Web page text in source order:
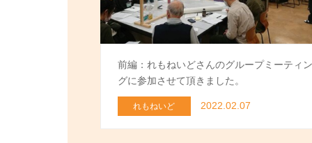
前編：れもねいどさんのグループミーティン
グに参加させて頂きました。
れもねいど 2022.02.07